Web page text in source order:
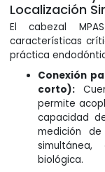
Localización
El cabezal
características
práctica
Conexión
corto):
permite
capacidad
medición
biológica.